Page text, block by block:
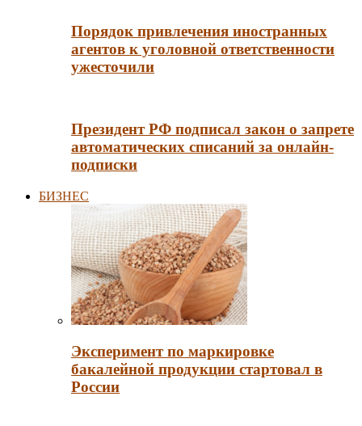
Порядок привлечения иностранных
агентов к уголовной ответственности
ужесточили
Президент РФ подписал закон о запрете
автоматических списаний за онлайн-
подписки
БИЗНЕС
Эксперимент по маркировке
бакалейной продукции стартовал в
России